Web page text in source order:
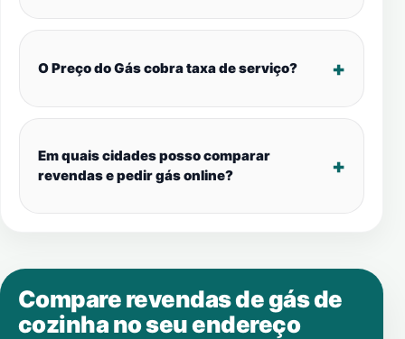
O Preço do Gás cobra taxa de serviço?
Em quais cidades posso comparar
revendas e pedir gás online?
Compare revendas de gás de
cozinha no seu endereço